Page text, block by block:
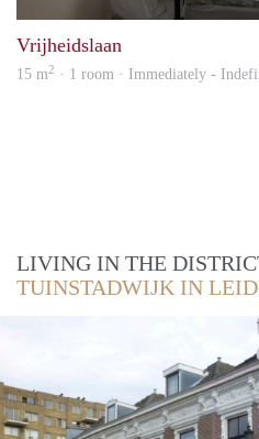
Vrijheidslaan
15 m2 · 1 room · Immediately -
LIVING IN THE
TUINSTADWIJK IN